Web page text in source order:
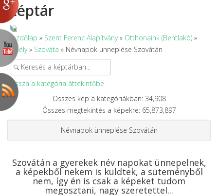
Képtár
Kezdőlap » Szent Ferenc Alapítvány» Otthonaink (Bentlakó) »
Erdély» Szováta » Névnapok ünneplése Szovátán
Vissza a kategória áttekintőbe
Összes kép a kategóriákban: 34,908
Összes megtekintés a képekre: 65,873,897
Névnapok ünneplése Szovátán
Szovátán a gyerekek név napokat ünnepelnek,
a képekből nekem is küldtek, a süteményből
nem, így én is csak a képeket tudom
megosztani, nagy szeretettel...